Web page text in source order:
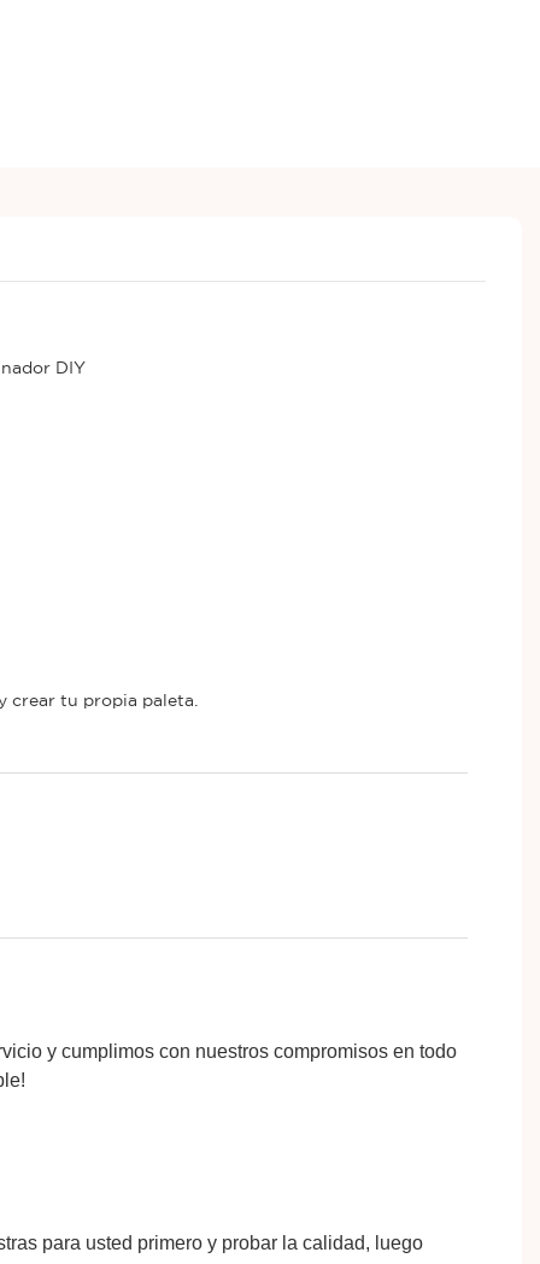
DIY
crear tu propia paleta.
y cumplimos con nuestros compromisos en todo
para usted primero y probar la calidad, luego